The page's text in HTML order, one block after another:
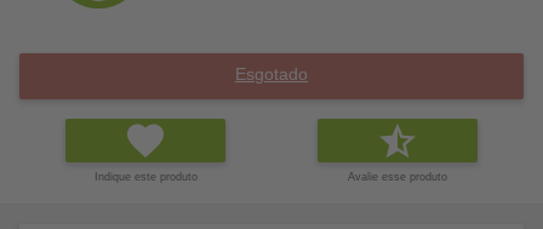
Esgotado
Indique este produto Avalie esse produto